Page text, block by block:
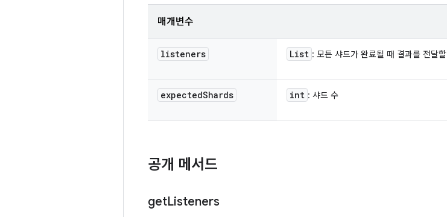
매개변수
listeners List : 모든 샤드가 완료될 때 결과를 전달할
expectedShards int : 샤드 수
공개 메서드
getListeners